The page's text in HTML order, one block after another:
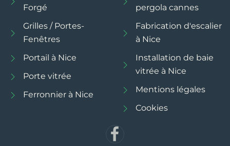
Forgé
Grilles / Portes-
Fenêtres
Portail à Nice
Porte vitrée
Ferronnier à Nice
pergola cannes
Fabrication d'escalier
à Nice
Installation de baie
vitrée à Nice
Mentions légales
Cookies